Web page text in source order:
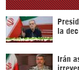
la
Irán